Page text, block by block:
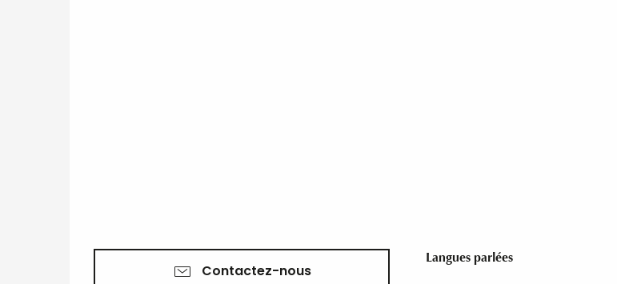
Contactez-nous
Langues parlées
Langues parlées